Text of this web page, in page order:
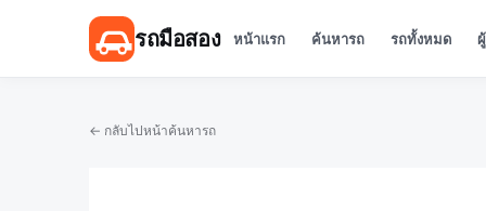
รถมือสอง หน้าแรก ค้นหารถ รถทั้งหมด
← กลับไปหน้าค้นหารถ